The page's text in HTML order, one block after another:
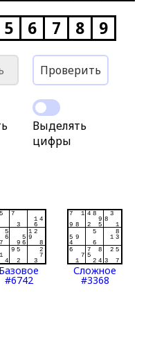
5 6 7 8 9
Проверить
Выделять
цифры
Базовое
#6742
Сложное
#3368